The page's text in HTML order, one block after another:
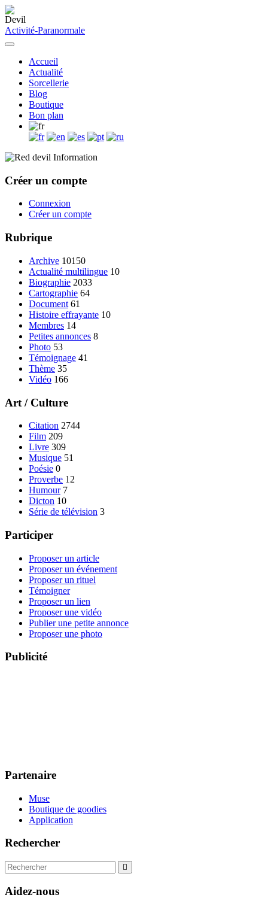
Activité-Paranormale
Accueil
Actualité
Sorcellerie
Blog
Boutique
Bon plan
Information
Créer un compte
Connexion
Créer un compte
Rubrique
Archive 10150
Actualité multilingue 10
Biographie 2033
Cartographie 64
Document 61
Histoire effrayante 10
Membres 14
Petites annonces 8
Photo 53
Témoignage 41
Thème 35
Vidéo 166
Art / Culture
Citation 2744
Film 209
Livre 309
Musique 51
Poésie 0
Proverbe 12
Humour 7
Dicton 10
Série de télévision 3
Participer
Proposer un article
Proposer un événement
Proposer un rituel
Témoigner
Proposer un lien
Proposer une vidéo
Publier une petite annonce
Proposer une photo
Publicité
Partenaire
Muse
Boutique de goodies
Application
Rechercher
Aidez-nous